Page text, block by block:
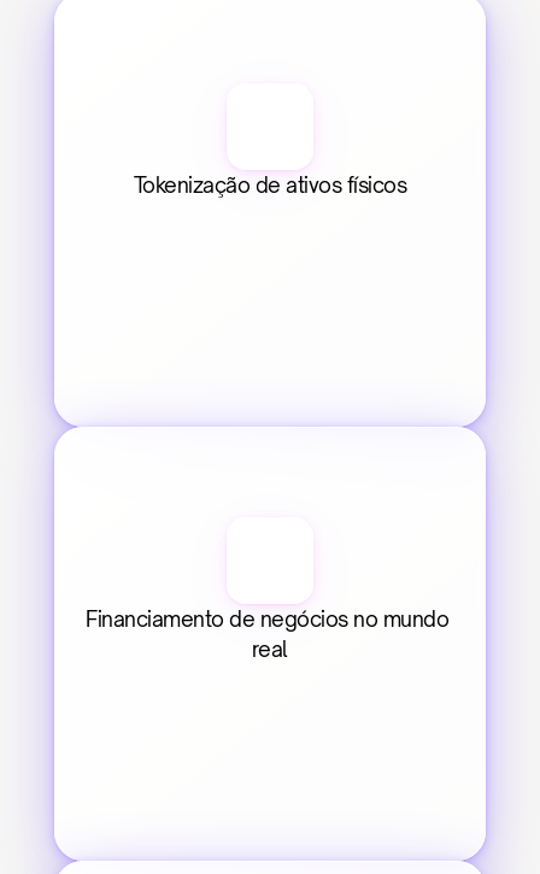
Tokenização de ativos físicos
Financiamento de negócios no mundo
real